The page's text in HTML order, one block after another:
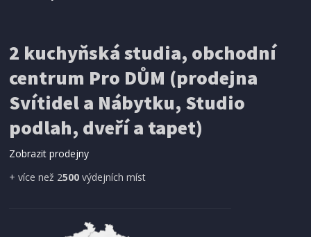
2 kuchyňská studia, obchodní
centrum Pro DŮM (prodejna
Svítidel a Nábytku, Studio
podlah, dveří a tapet)
Zobrazit prodejny
+ více než 2500 výdejních míst